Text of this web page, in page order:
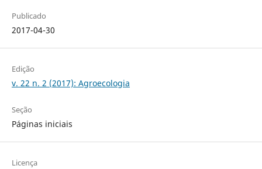
Publicado
2017-04-30
Edição
v. 22 n. 2 (2017): Agroecologia
Seção
Páginas iniciais
Licença